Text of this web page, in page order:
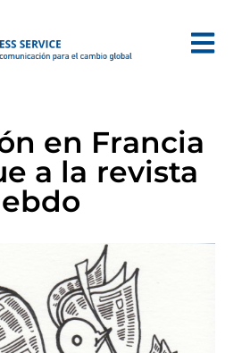
en Francia
a la revista